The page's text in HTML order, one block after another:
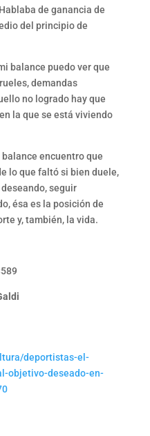
de ganancia de
del principio de
balance puedo ver que
demandas
no logrado hay que
la que se está viviendo
encuentro que
lo que faltó si bien duele,
seguir
ésa es la posición de
y, también, la vida.
deportistas-el-
objetivo-deseado-en-